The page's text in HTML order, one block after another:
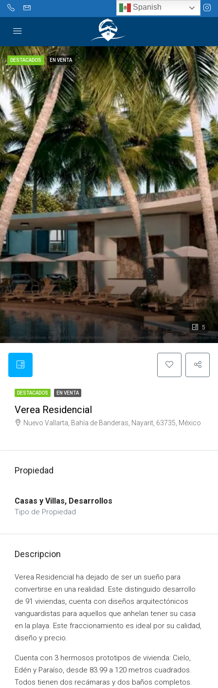
5
DESTACADOS EN VENTA
DESTACADOS EN VENTA
Verea Residencial
Nuevo Vallarta, Bahía de Banderas, Nayarit, 63735, México
Propiedad
Casas y Villas, Desarrollos
Tipo de Propiedad
Descripcion
Verea Residencial ha dejado de ser un sueño para
convertirse en una realidad. Este distinguido desarrollo
de 91 viviendas, cuenta con diseños arquitectónicos
vanguardistas para aquellos que anhelan tener su casa
en la playa. Este fraccionamiento es ideal por su calidad,
diseño y precio.
Cuenta con 3 hermosos prototipos de vivienda: Cielo,
Edén y Paraíso, desde 83.99 a 120 metros cuadrados.
Todos tienen dos recámaras y dos baños completos.
Spanish